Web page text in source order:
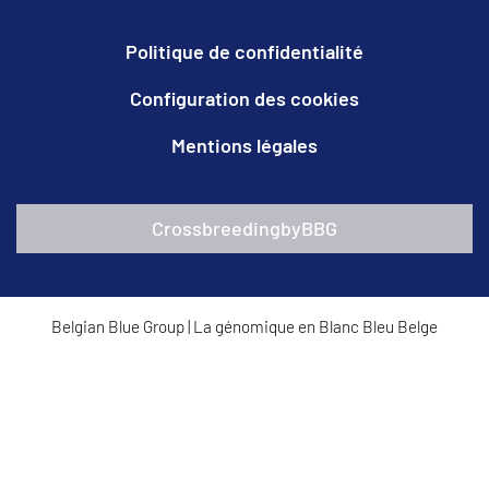
Politique de confidentialité
Configuration des cookies
Mentions légales
CrossbreedingbyBBG
Belgian Blue Group| La génomique en Blanc Bleu Belge